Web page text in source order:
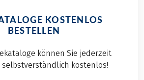
KOSTENLOS
BESTELLEN
können Sie jederzeit
kostenlos!